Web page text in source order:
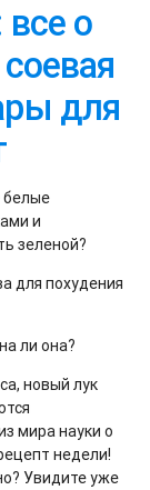
о
для
белые
и
зеленой?
для похудения
ли она?
новый лук
мира науки о
недели!
Увидите уже